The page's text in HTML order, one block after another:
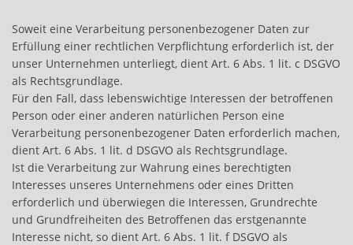
Soweit eine Verarbeitung personenbezogener Daten zur
Erfüllung einer rechtlichen Verpflichtung erforderlich ist, der
unser Unternehmen unterliegt, dient Art. 6 Abs. 1 lit. c DSGVO
als Rechtsgrundlage.
Für den Fall, dass lebenswichtige Interessen der betroffenen
Person oder einer anderen natürlichen Person eine
Verarbeitung personenbezogener Daten erforderlich machen,
dient Art. 6 Abs. 1 lit. d DSGVO als Rechtsgrundlage.
Ist die Verarbeitung zur Wahrung eines berechtigten
Interesses unseres Unternehmens oder eines Dritten
erforderlich und überwiegen die Interessen, Grundrechte
und Grundfreiheiten des Betroffenen das erstgenannte
Interesse nicht, so dient Art. 6 Abs. 1 lit. f DSGVO als